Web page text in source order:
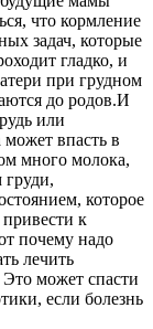
что кормление
задач, которые
гладко, и
при грудном
до родов.И
или
впасть в
много молока,
которое
к
почему надо
лечить
Это может спасти
если болезнь